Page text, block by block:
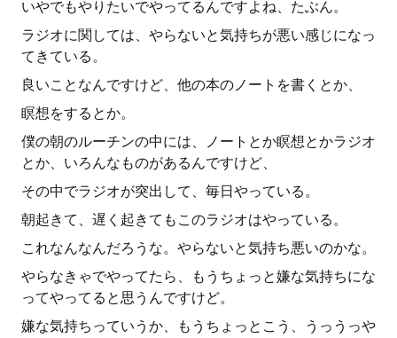
いやでもやりたいでやってるんですよね、たぶん。
ラジオに関しては、やらないと気持ちが悪い感じになっ
てきている。
良いことなんですけど、他の本のノートを書くとか、
瞑想をするとか。
僕の朝のルーチンの中には、ノートとか瞑想とかラジオ
とか、いろんなものがあるんですけど、
その中でラジオが突出して、毎日やっている。
朝起きて、遅く起きてもこのラジオはやっている。
これなんなんだろうな。やらないと気持ち悪いのかな。
やらなきゃでやってたら、もうちょっと嫌な気持ちにな
ってやってると思うんですけど。
嫌な気持ちっていうか、もうちょっとこう、うっうっや